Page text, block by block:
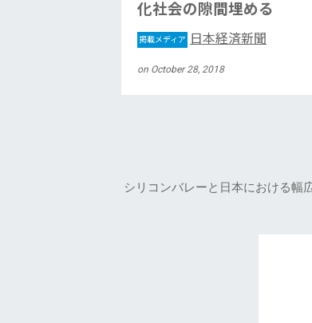
化社会の隙間埋める
掲載メディア 日本経済新聞
on October 28, 2018
シリコンバレーと日本における幅